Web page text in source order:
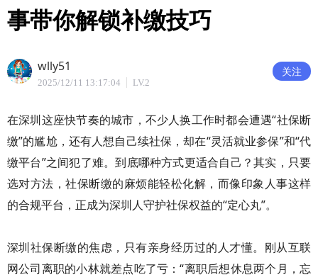
事带你解锁补缴技巧
wlly51
2025/12/11 13:17:04 LV.2
关注
在深圳这座快节奏的城市，不少人换工作时都会遭遇“社保断
缴”的尴尬，还有人想自己续社保，却在“灵活就业参保”和“代
缴平台”之间犯了难。到底哪种方式更适合自己？其实，只要
选对方法，社保断缴的麻烦能轻松化解，而像印象人事这样
的合规平台，正成为深圳人守护社保权益的“定心丸”。
深圳社保断缴的焦虑，只有亲身经历过的人才懂。刚从互联
网公司离职的小林就差点吃了亏：“离职后想休息两个月，忘